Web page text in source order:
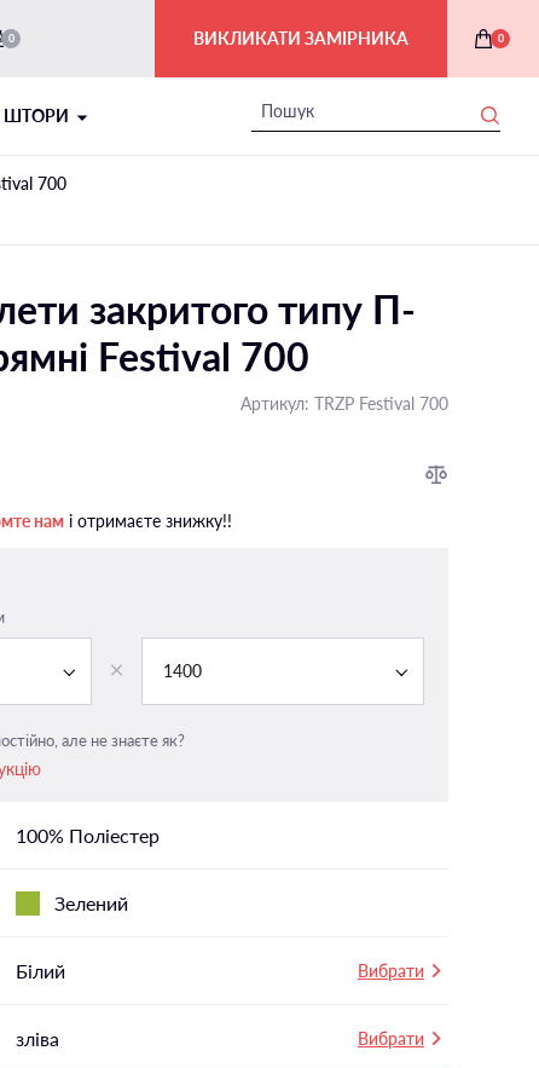
0 ВИКЛИКАТИ ЗАМІРНИКА 0
ШТОРИ
На мансардні вікна
У ванній
У дитячу
У спальню
700
закритого типу П-
Festival 700
Артикул: TRZP Festival 700
нам і отримаєте знижку!!
1400
але не знаєте як?
100% Поліестер
Зелений
Білий Вибрати
зліва Вибрати